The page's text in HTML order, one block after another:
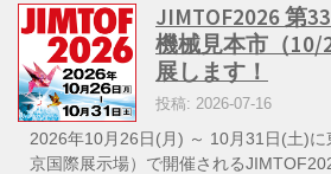
JIMTOF2026 第
機械見本市（10/
展します！
投稿: 2026-07-16
2026年10月26日(月) ～ 10月31日(土)に
京国際展示場）で開催される